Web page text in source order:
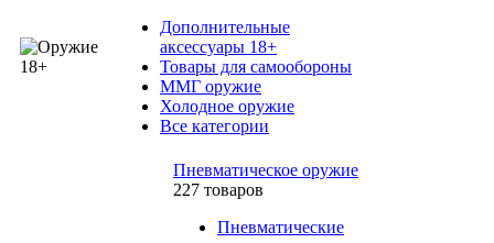
Дополнительные
аксессуары 18+
Товары для самообороны
ММГ оружие
Холодное оружие
Все категории
Пневматическое оружие
227 товаров
Пневматические